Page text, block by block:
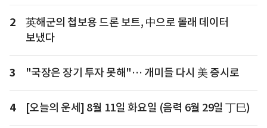
2
英해군의 첩보용 드론 보트, 中으로 몰래 데이터
보냈다
3 "국장은 장기 투자 못해"… 개미들 다시 美 증시로
4 [오늘의 운세] 8월 11일 화요일 (음력 6월 29일 丁巳)